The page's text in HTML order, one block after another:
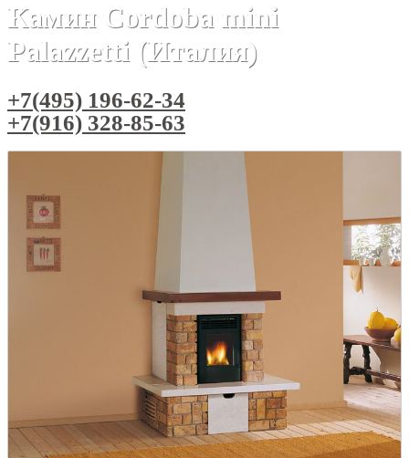
Камин Cordoba mini
Palazzetti (Италия)
+7(495) 196-62-34
+7(916) 328-85-63